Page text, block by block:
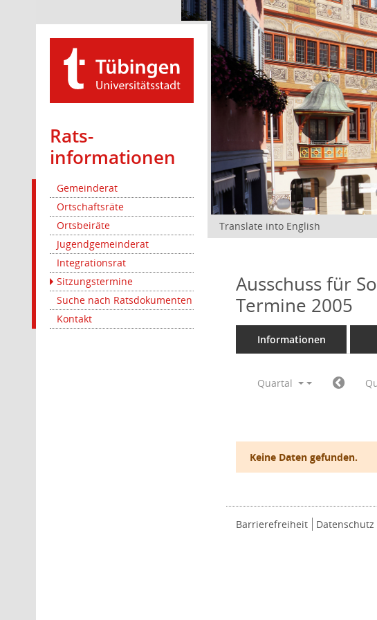
Rats­
informationen
Gemeinderat
Ortschaftsräte
Ortsbeiräte
Jugendgemeinderat
Integrationsrat
Sitzungstermine
Suche nach Ratsdokumenten
Kontakt
Translate into English
Ausschuss für
Termine 2005
Informationen
Quartal
Keine Daten gefunden.
Barrierefreiheit Datenschutz